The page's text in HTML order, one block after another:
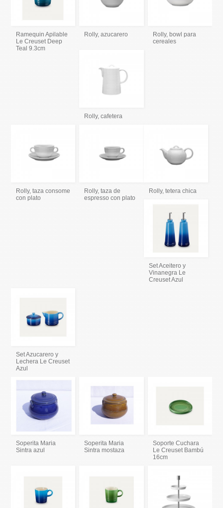
Ramequin Apilable
Le Creuset Deep
Teal 9.3cm
Rolly, azucarero
Rolly, bowl para
cereales
Rolly, cafetera
Rolly, taza consome
con plato
Rolly, taza de
espresso con plato
Rolly, tetera chica
Set Aceitero y
Vinanegra Le
Creuset Azul
Set Azucarero y
Lechera Le Creuset
Azul
Soperita Maria
Sintra azul
Soperita Maria
Sintra mostaza
Soporte Cuchara
Le Creuset Bambú
16cm